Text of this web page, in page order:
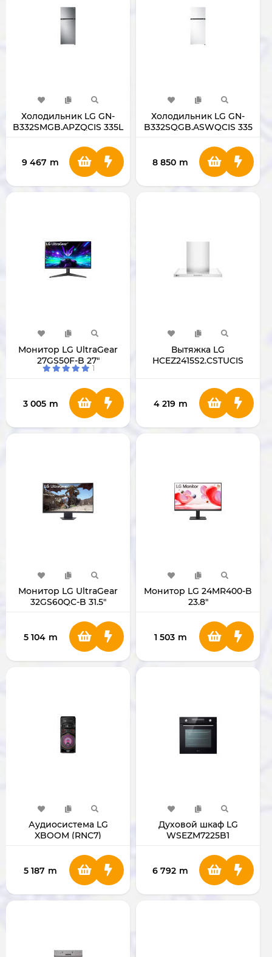
Холодильник LG GN-
B332SMGB.APZQCIS 335L
9 467 m
Холодильник LG GN-
B332SQGB.ASWQCIS 335
8 850 m
Монитор LG UltraGear
27GS50F-B 27"
1
3 005 m
Вытяжка LG
HCEZ2415S2.CSTUCIS
4 219 m
Монитор LG UltraGear
32GS60QC-B 31.5"
5 104 m
Монитор LG 24MR400-B
23.8"
1 503 m
Аудиосистема LG
XBOOM (RNC7)
5 187 m
Духовой шкаф LG
WSEZM7225B1
6 792 m